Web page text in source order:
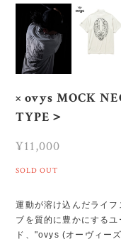
× ovys MOCK
TYPE＞
¥11,000
SOLD OUT
運動が溶け込んだライ
ブを質的に豊かにする
ド、"ovys (オーヴィー